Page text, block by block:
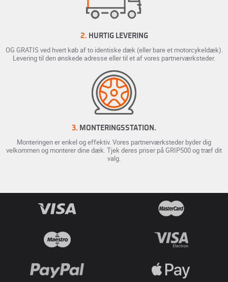
2. HURTIG LEVERING
OG GRATIS ved hvert køb af to identiske dæk (eller bare et motorcykeldæk).
Levering til den ønskede adresse eller til et af vores partnerværksteder.
3. MONTERINGSSTATION.
Monteringen er enkel og effektiv. Vores partnerværksteder byder dig
velkommen og monterer dine dæk. Tjek deres priser på GRIP500 og træf dit
valg.